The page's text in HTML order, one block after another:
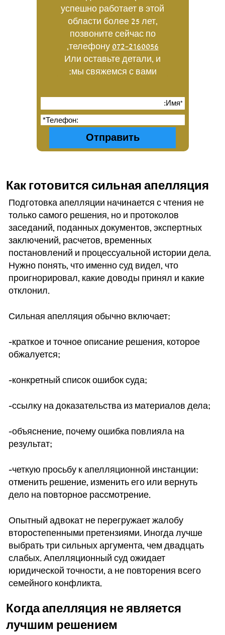
успешно работает в этой
области более 25 лет,
позвоните сейчас по
телефону 072-2160056
,
Или оставьте детали, и
мы свяжемся с вами:
Как готовится сильная апелляция
Подготовка апелляции начинается с чтения не
только самого решения, но и протоколов
заседаний, поданных документов, экспертных
заключений, расчетов, временных
постановлений и процессуальной истории дела.
Нужно понять, что именно суд видел, что
проигнорировал, какие доводы принял и какие
отклонил.
Сильная апелляция обычно включает:
-краткое и точное описание решения, которое
обжалуется;
-конкретный список ошибок суда;
-ссылку на доказательства из материалов дела;
-объяснение, почему ошибка повлияла на
результат;
-четкую просьбу к апелляционной инстанции:
отменить решение, изменить его или вернуть
дело на повторное рассмотрение.
Опытный адвокат не перегружает жалобу
второстепенными претензиями. Иногда лучше
выбрать три сильных аргумента, чем двадцать
слабых. Апелляционный суд ожидает
юридической точности, а не повторения всего
семейного конфликта.
Когда апелляция не является
лучшим решением